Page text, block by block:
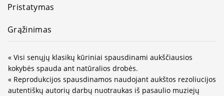
Pristatymas
Grąžinimas
« Visi senųjų klasikų kūriniai spausdinami aukščiausios
kokybės spauda ant natūralios drobės.
« Reprodukcijos spausdinamos naudojant aukštos rezoliucijos
autentiškų autorių darbų nuotraukas iš pasaulio muziejų